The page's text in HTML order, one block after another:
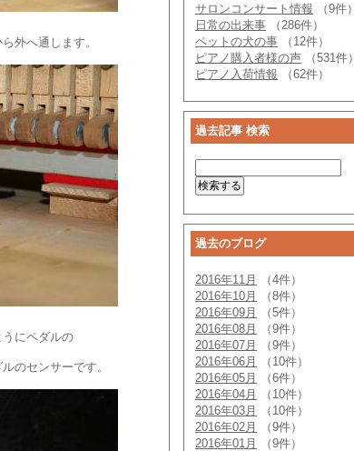
外へ通します。
にペダルの
のセンサーです。
サロンコンサート情報 （9件）
日常の出来事 （286件）
ペットの犬の事 （12件）
ピアノ購入者様の声 （531件）
ピアノ入荷情報 （62件）
過去記事 検索
過去のブログ
2016年11月
（4件）
2016年10月
（8件）
2016年09月
（5件）
2016年08月
（9件）
2016年07月
（9件）
2016年06月
（10件）
2016年05月
（6件）
2016年04月
（10件）
2016年03月
（10件）
2016年02月
（9件）
2016年01月
（9件）